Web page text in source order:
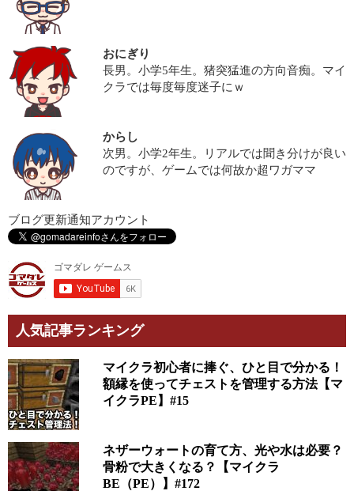
おにぎり
長男。小学5年生。猪突猛進の方向音痴。マイ
クラでは毎度毎度迷子にｗ
からし
次男。小学2年生。リアルでは聞き分けが良い
のですが、ゲームでは何故か超ワガママ
ブログ更新通知アカウント
人気記事ランキング
マイクラ初心者に捧ぐ、ひと目で分かる！
額縁を使ってチェストを管理する方法【マ
イクラPE】#15
ネザーウォートの育て方、光や水は必要？
骨粉で大きくなる？【マイクラ
BE（PE）】#172